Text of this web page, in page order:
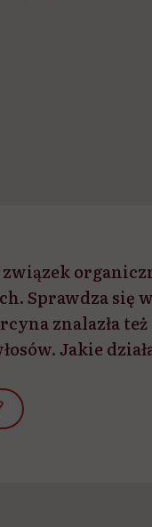
Sprawdza się
znalazła
Jakie